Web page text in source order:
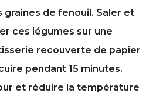
graines de fenouil. Saler et
ces légumes sur une
recouverte de papier
pendant 15 minutes.
et réduire la température